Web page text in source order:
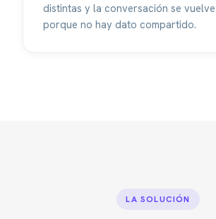
distintas y la conversación se
porque no hay dato compartido.
LA SOLUCIÓN